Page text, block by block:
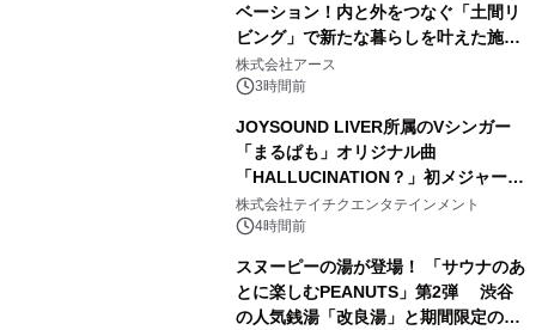
ベーション！内と外をつなぐ「土間リ
ビング」で新たな暮らしを叶えた施工
事例を株式会社アースが公開
株式会社アース
3時間前
JOYSOUND LIVER所属のVシンガー
「まるぱも」オリジナル曲
「HALLUCINATION？」初メジャー配
信リリース決定！
株式会社テイチクエンタテインメント
4時間前
スヌーピーの湯が登場！ 「サウナのあ
とに楽しむPEANUTS」第2弾 渋谷
の人気銭湯「改良湯」と期間限定のコ